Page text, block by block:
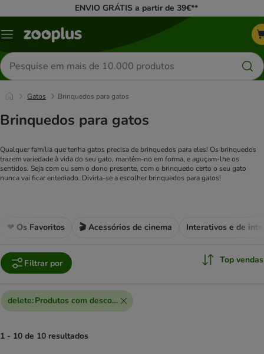
ENVIO GRÁTIS a partir de 39€**
Menu
Pesquisar
produtos
Gatos Brinquedos para gatos
Brinquedos para gatos
Qualquer família que tenha gatos precisa de brinquedos para eles! Os brinquedos
trazem variedade à vida do seu gato, mantêm-no em forma, e aguçam-lhe os
sentidos. Seja com ou sem o dono presente, com o brinquedo certo o seu gato
nunca vai ficar entediado. Divirta-se a escolher brinquedos para gatos!
❤ Os Favoritos 🎬 Acessórios de cinema Interativos e de
Filtrar por Top vendas
delete:Produtos com desconto extra
1 - 10 de 10 resultados